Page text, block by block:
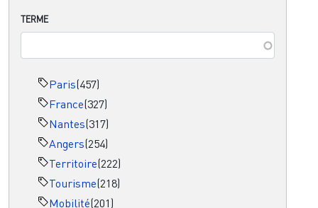
TERME
Paris(457)
France(327)
Nantes(317)
Angers(254)
Territoire(222)
Tourisme(218)
Mobilité(201)